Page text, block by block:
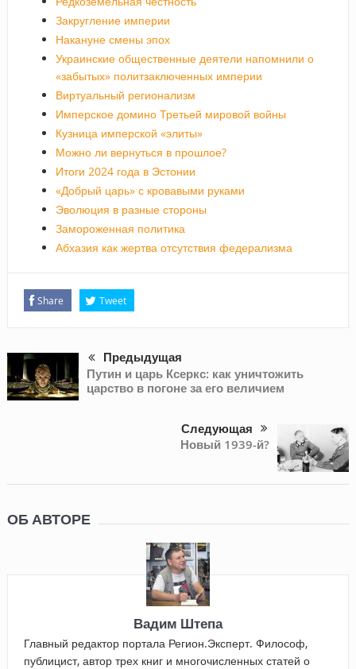
Закругление империи
Накануне смены эпох
Украинские общественные деятели напомнили о
«забытых» политзаключенных империи
Виртуальный регионализм
Имперское домино Третьей мировой войны
Кузница имперской «элиты»
Можно ли вернуться в прошлое?
Итоги 2024 года в Эстонии
«Добрый царь» с кровавыми руками
Эволюция в разные стороны
Замороженная политика
Абхазия как жертва отсутствия федерализма
Share Tweet
Предыдущая
Путин и царь Ксеркс: как уничтожить
царство в погоне за его величием
Следующая
Новый 1939-й?
ОБ АВТОРЕ
Вадим Штепа
Главный редактор портала Регион.Эксперт. Философ,
публицист, автор трех книг и многочисленных статей о